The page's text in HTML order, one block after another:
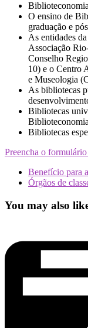
O ensino de
graduação e
As entidades
Associação
Conselho
10) e o Centro
e Museologia
As bibliotecas
Bibliotecas
Bibliotecas
Preencha o
Benefício para
Órgãos de
You may also